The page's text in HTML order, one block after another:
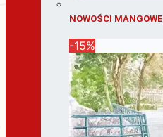
NOWOŚCI MANGOWE
-15%